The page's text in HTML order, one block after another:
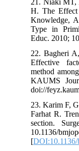
21.
H.
Educ.
22.
doi://
23.
[